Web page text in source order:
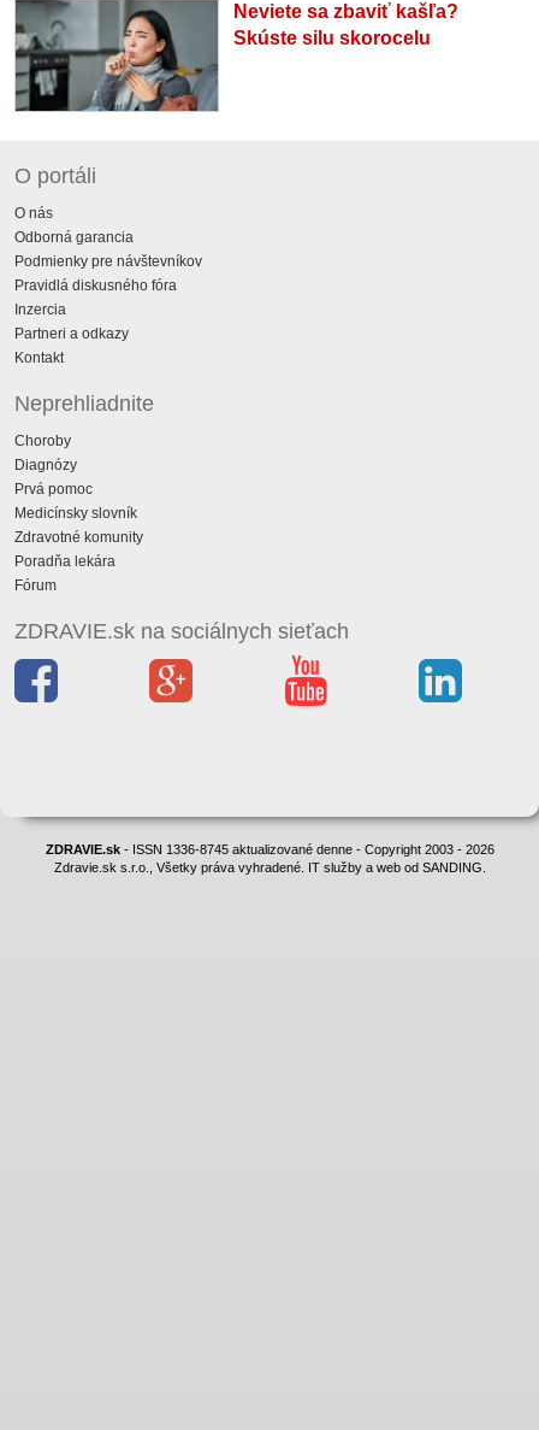
Neviete sa zbaviť kašľa?
Skúste silu skorocelu
O portáli
O nás
Odborná garancia
Podmienky pre návštevníkov
Pravidlá diskusného fóra
Inzercia
Partneri a odkazy
Kontakt
Neprehliadnite
Choroby
Diagnózy
Prvá pomoc
Medicínsky slovník
Zdravotné komunity
Poradňa lekára
Fórum
ZDRAVIE.sk na sociálnych sieťach
ZDRAVIE.sk- ISSN 1336-8745 aktualizované denne - Copyright 2003 - 2026
Zdravie.sk s.r.o., Všetky práva vyhradené. IT služby a web od SANDING.